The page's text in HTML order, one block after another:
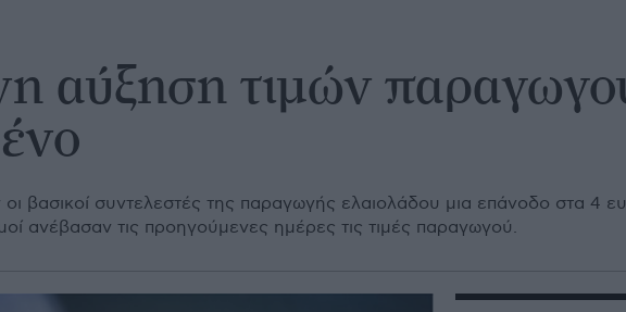
αύξηση τιμών
βασικοί συντελεστές της παραγωγής ελαιολάδου µια επάνοδο στα 4
ανέβασαν τις προηγούµενες ηµέρες τις τιµές παραγωγού.